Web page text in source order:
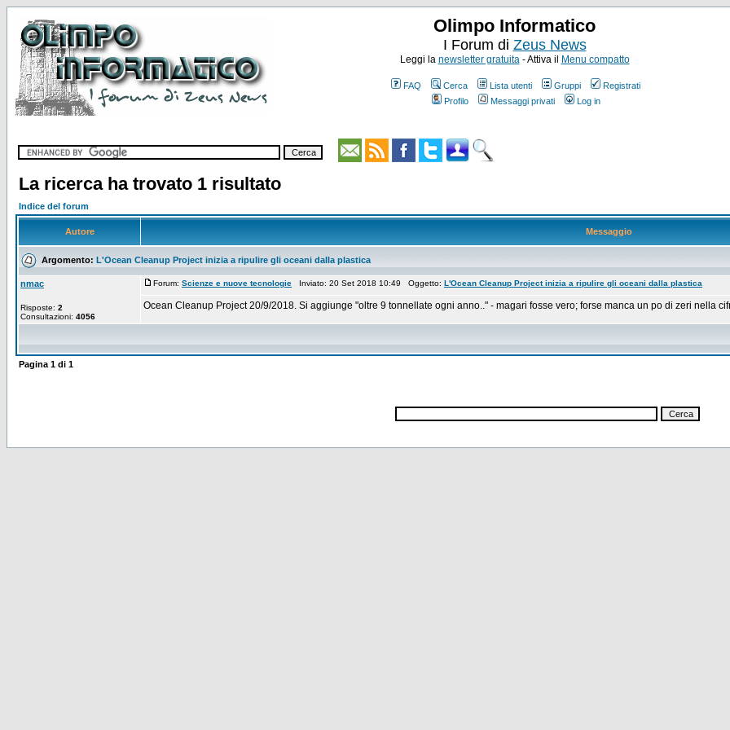
Olimpo Informatico
I Forum di Zeus News
Leggi la newsletter gratuita- Attiva il Menu compatto
FAQ Cerca Lista utenti Gruppi
Registrati
Profilo
Messaggi privati Log in
La ricerca ha trovato 1 risultato
Indice del forum
Autore Messaggio
Argomento: L'Ocean Cleanup Project inizia a ripulire gli oceani dalla plastica
nmac
Risposte: 2
Consultazioni: 4056
Forum: Scienze e nuove tecnologie Inviato: 20 Set 2018 10:49 Oggetto: L'Ocean Cleanup Project inizia a ripulire gli oceani dalla plastica
Ocean Cleanup Project 20/9/2018. Si aggiunge "oltre 9 tonnellate ogni anno.." - magari fosse vero; forse manca un po di zeri nella
Pagina 1 di 1